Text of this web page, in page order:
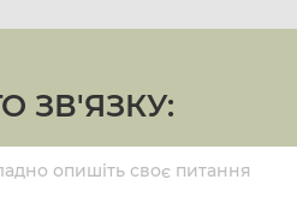
ЗВ'ЯЗКУ: